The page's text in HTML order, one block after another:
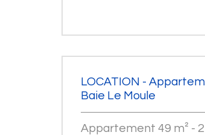
LOCATION -
Baie Le Moule
Appartement 49 m² -